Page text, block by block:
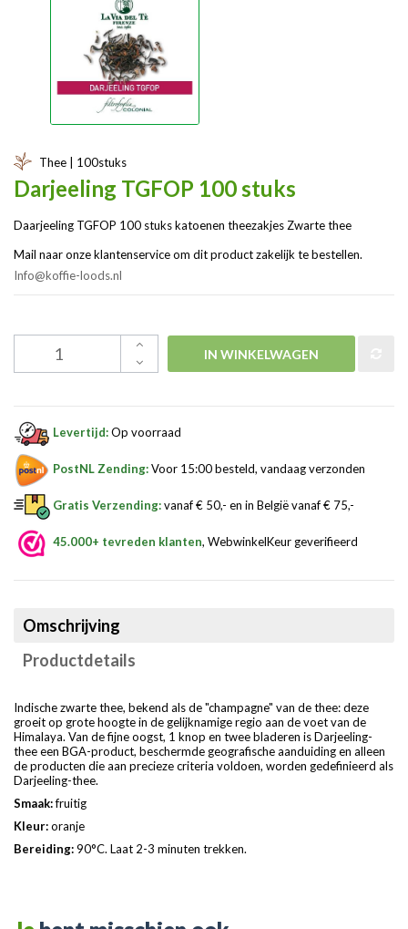
Thee | 100stuks
Darjeeling TGFOP 100 stuks
Daarjeeling TGFOP 100 stuks katoenen theezakjes Zwarte thee
Mail naar onze klantenservice om dit product zakelijk te bestellen.
Info@koffie-loods.nl
IN WINKELWAGEN
Levertijd:Op voorraad
PostNL Zending:Voor 15:00 besteld, vandaag verzonden
Gratis Verzending:vanaf € 50,- en in België vanaf € 75,-
45.000+ tevreden klanten, WebwinkelKeur geverifieerd
Omschrijving
Productdetails
Indische zwarte thee, bekend als de "champagne" van de thee: deze
groeit op grote hoogte in de gelijknamige regio aan de voet van de
Himalaya. Van de fijne oogst, 1 knop en twee bladeren is Darjeeling-
thee een BGA-product, beschermde geografische aanduiding en alleen
de producten die aan precieze criteria voldoen, worden gedefinieerd als
Darjeeling-thee.
Smaak:fruitig
Kleur:oranje
Bereiding:90°C. Laat 2-3 minuten trekken.